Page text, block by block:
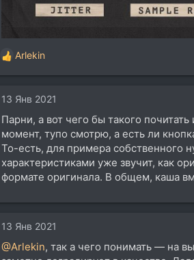
Р
е
к
и
и
Arlekin
13 Янв 2021
Парни, а вот чего бы такого
момент, тупо смотрю, а есть ли
То-есть, для примера собственного
характеристиками уже звучит, как
формате оригинала. В общем, каша
13 Янв 2021
@Arlekin, так а чего понимать — на